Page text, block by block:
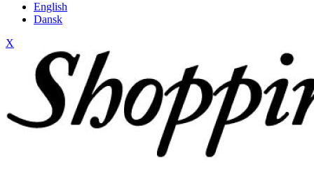
English
Dansk
X